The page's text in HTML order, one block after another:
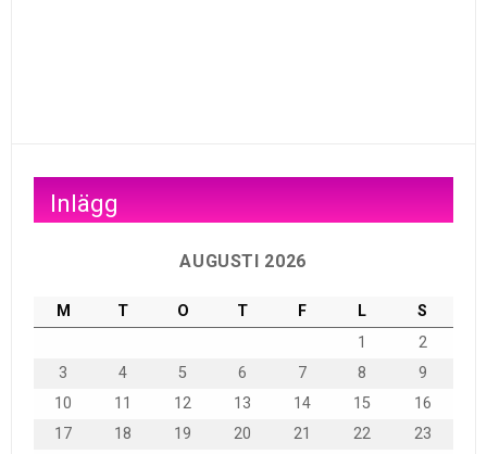
Inlägg
AUGUSTI 2026
M T O T F L
S
1
2
3
4 5 6 7 8
9
10
11 12 13 14 15
16
17
18 19 20 21 22
23